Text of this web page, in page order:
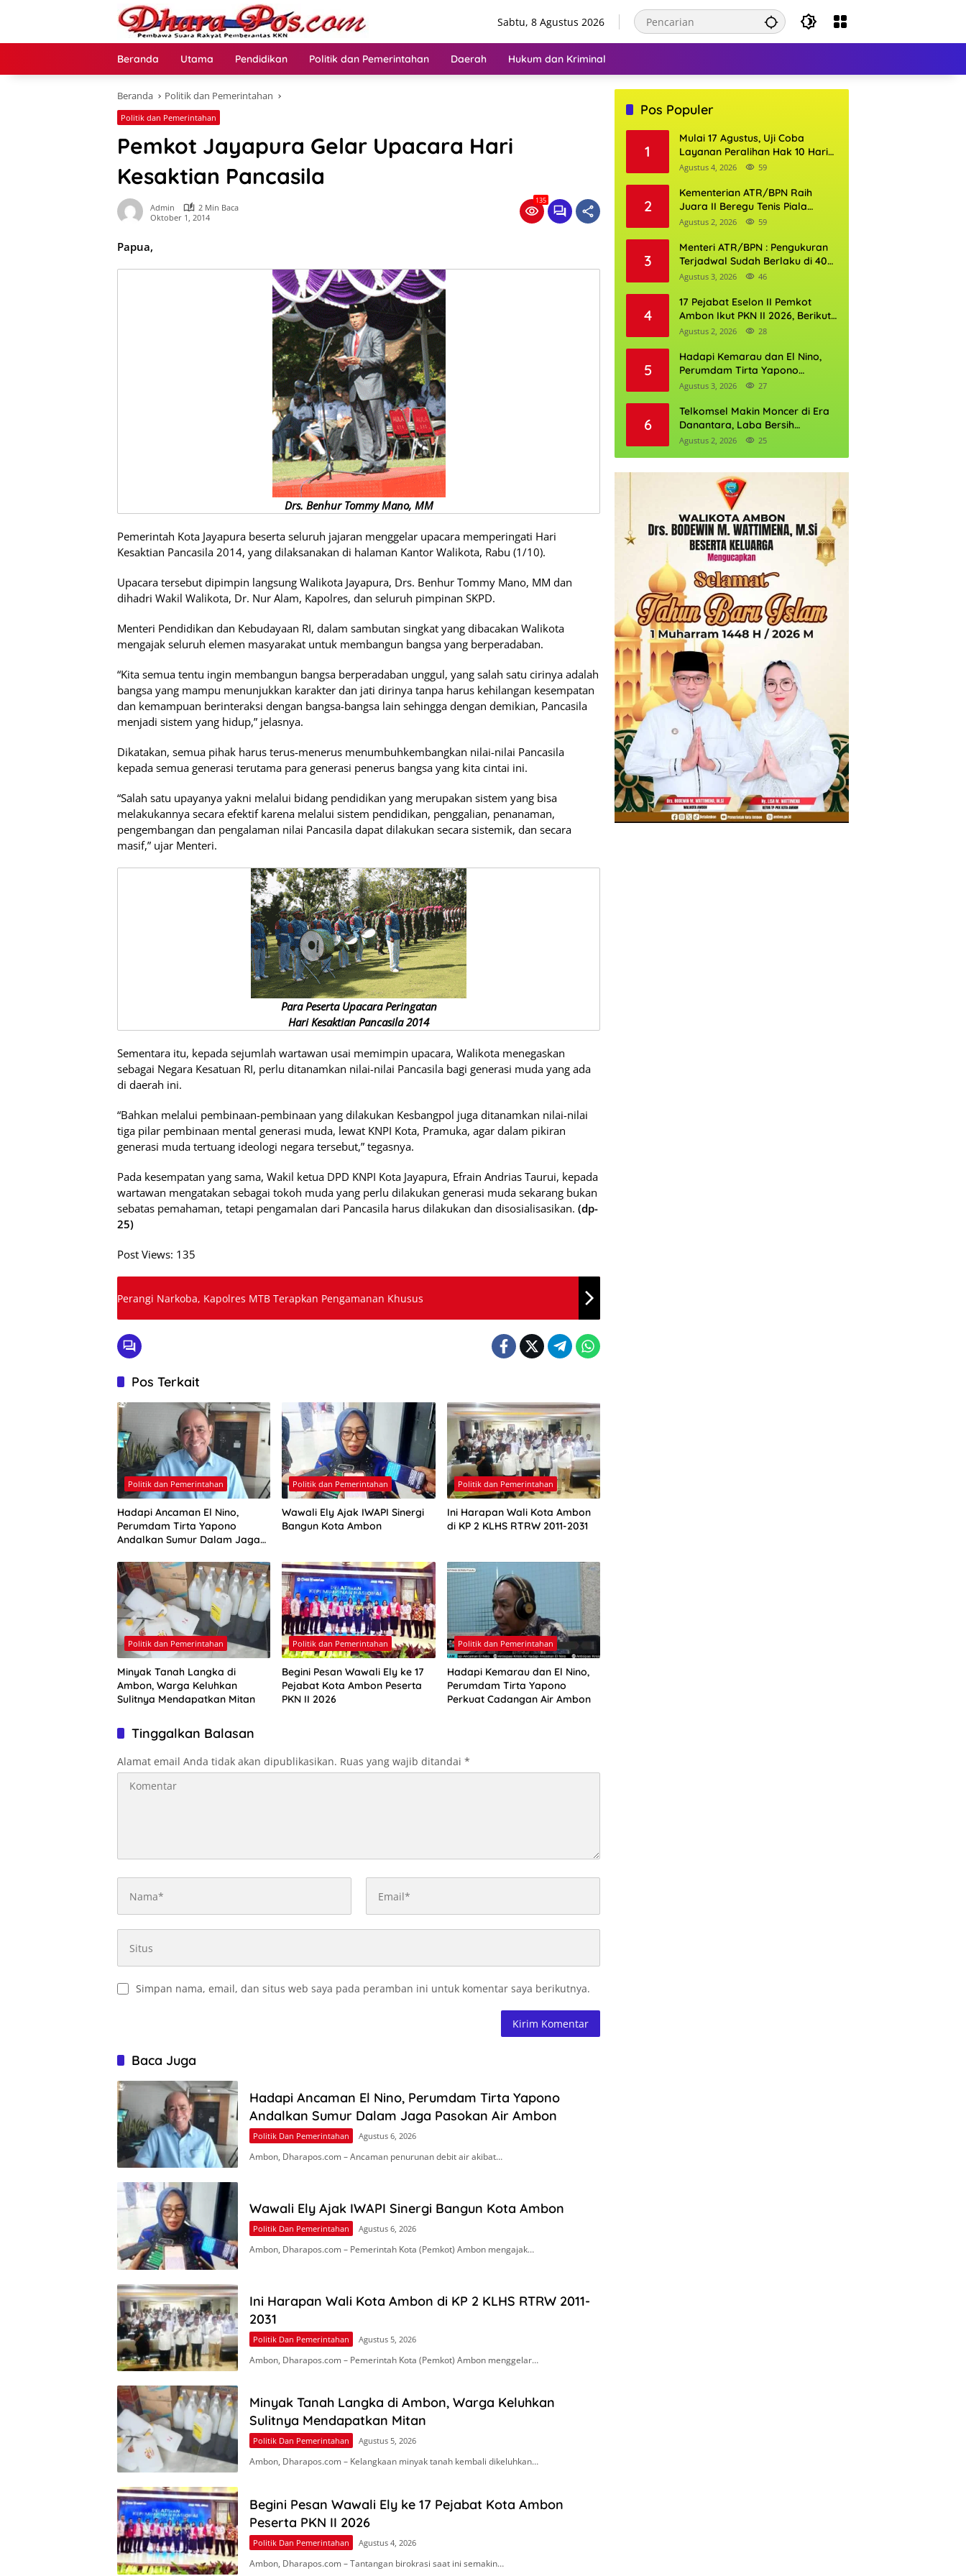
Sabtu, 8 Agustus 2026
Beranda Utama Pendidikan Politik dan Pemerintahan Daerah Hukum dan Kriminal
Beranda Politik dan Pemerintahan
Politik dan Pemerintahan
Pemkot Jayapura Gelar Upacara Hari
Kesaktian Pancasila
Admin
2 Min Baca
Oktober 1, 2014
135
Papua,
Drs. Benhur Tommy Mano, MM
Pemerintah Kota Jayapura beserta seluruh jajaran menggelar upacara memperingati Hari
Kesaktian Pancasila 2014, yang dilaksanakan di halaman Kantor Walikota, Rabu (1/10).
Upacara tersebut dipimpin langsung Walikota Jayapura, Drs. Benhur Tommy Mano, MM dan
dihadri Wakil Walikota, Dr. Nur Alam, Kapolres, dan seluruh pimpinan SKPD.
Menteri Pendidikan dan Kebudayaan RI, dalam sambutan singkat yang dibacakan Walikota
mengajak seluruh elemen masyarakat untuk membangun bangsa yang berperadaban.
“Kita semua tentu ingin membangun bangsa berperadaban unggul, yang salah satu cirinya adalah
bangsa yang mampu menunjukkan karakter dan jati dirinya tanpa harus kehilangan kesempatan
dan kemampuan berinteraksi dengan bangsa-bangsa lain sehingga dengan demikian, Pancasila
menjadi sistem yang hidup,” jelasnya.
Dikatakan, semua pihak harus terus-menerus menumbuhkembangkan nilai-nilai Pancasila
kepada semua generasi terutama para generasi penerus bangsa yang kita cintai ini.
“Salah satu upayanya yakni melalui bidang pendidikan yang merupakan sistem yang bisa
melakukannya secara efektif karena melalui sistem pendidikan, penggalian, penanaman,
pengembangan dan pengalaman nilai Pancasila dapat dilakukan secara sistemik, dan secara
masif,” ujar Menteri.
Para Peserta Upacara Peringatan
Hari Kesaktian Pancasila 2014
Sementara itu, kepada sejumlah wartawan usai memimpin upacara, Walikota menegaskan
sebagai Negara Kesatuan RI, perlu ditanamkan nilai-nilai Pancasila bagi generasi muda yang ada
di daerah ini.
“Bahkan melalui pembinaan-pembinaan yang dilakukan Kesbangpol juga ditanamkan nilai-nilai
tiga pilar pembinaan mental generasi muda, lewat KNPI Kota, Pramuka, agar dalam pikiran
generasi muda tertuang ideologi negara tersebut,” tegasnya.
Pada kesempatan yang sama, Wakil ketua DPD KNPI Kota Jayapura, Efrain Andrias Taurui, kepada
wartawan mengatakan sebagai tokoh muda yang perlu dilakukan generasi muda sekarang bukan
sebatas pemahaman, tetapi pengamalan dari Pancasila harus dilakukan dan disosialisasikan. (dp-
25)
Post Views: 135
Perangi Narkoba, Kapolres MTB Terapkan Pengamanan Khusus
Pos Terkait
Politik dan Pemerintahan
Hadapi Ancaman El Nino,
Perumdam Tirta Yapono
Andalkan Sumur Dalam Jaga
Politik dan Pemerintahan
Wawali Ely Ajak IWAPI Sinergi
Bangun Kota Ambon
Politik dan Pemerintahan
Ini Harapan Wali Kota Ambon
di KP 2 KLHS RTRW 2011-2031
Politik dan Pemerintahan
Minyak Tanah Langka di
Ambon, Warga Keluhkan
Sulitnya Mendapatkan Mitan
Politik dan Pemerintahan
Begini Pesan Wawali Ely ke 17
Pejabat Kota Ambon Peserta
PKN II 2026
Politik dan Pemerintahan
Hadapi Kemarau dan El Nino,
Perumdam Tirta Yapono
Perkuat Cadangan Air Ambon
Tinggalkan Balasan
Alamat email Anda tidak akan dipublikasikan. Ruas yang wajib ditandai *
Simpan nama, email, dan situs web saya pada peramban ini untuk komentar saya berikutnya.
Baca Juga
Hadapi Ancaman El Nino, Perumdam Tirta Yapono
Andalkan Sumur Dalam Jaga Pasokan Air Ambon
Politik Dan Pemerintahan Agustus 6, 2026
Ambon, Dharapos.com – Ancaman penurunan debit air akibat…
Wawali Ely Ajak IWAPI Sinergi Bangun Kota Ambon
Politik Dan Pemerintahan Agustus 6, 2026
Ambon, Dharapos.com – Pemerintah Kota (Pemkot) Ambon mengajak…
Ini Harapan Wali Kota Ambon di KP 2 KLHS RTRW 2011-
2031
Politik Dan Pemerintahan Agustus 5, 2026
Ambon, Dharapos.com – Pemerintah Kota (Pemkot) Ambon menggelar…
Minyak Tanah Langka di Ambon, Warga Keluhkan
Sulitnya Mendapatkan Mitan
Politik Dan Pemerintahan Agustus 5, 2026
Ambon, Dharapos.com – Kelangkaan minyak tanah kembali dikeluhkan…
Begini Pesan Wawali Ely ke 17 Pejabat Kota Ambon
Peserta PKN II 2026
Politik Dan Pemerintahan Agustus 4, 2026
Ambon, Dharapos.com – Tantangan birokrasi saat ini semakin…
Pos Populer
1
Mulai 17 Agustus, Uji Coba
Layanan Peralihan Hak 10 Hari
di 15 Kantor Pertanahan
Agustus 4, 2026 59
2
Kementerian ATR/BPN Raih
Juara II Beregu Tenis Piala
Gubernur DKI Jakarta 2026
Agustus 2, 2026 59
3
Menteri ATR/BPN : Pengukuran
Terjadwal Sudah Berlaku di 400
Kantor Pertanahan
Agustus 3, 2026 46
4
17 Pejabat Eselon II Pemkot
Ambon Ikut PKN II 2026, Berikut
Daftarnya
Agustus 2, 2026 28
5
Hadapi Kemarau dan El Nino,
Perumdam Tirta Yapono
Perkuat Cadangan Air Ambon
Agustus 3, 2026 27
6
Telkomsel Makin Moncer di Era
Danantara, Laba Bersih
Semester I 2026 Tembus Rp10,4
Agustus 2, 2026 25